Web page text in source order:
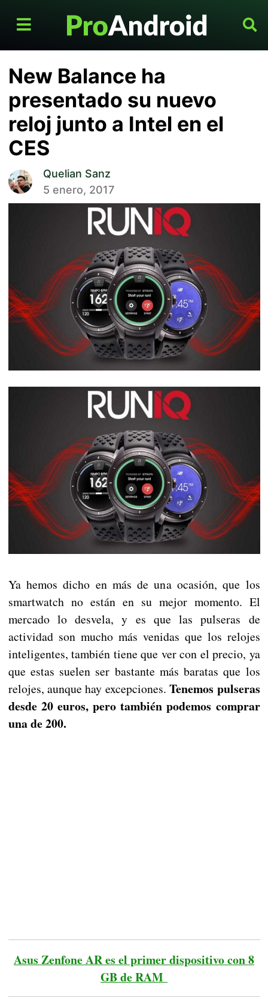
New Balance ha
presentado su nuevo
reloj junto a Intel en el
CES
Quelian Sanz
5 enero, 2017
Ya hemos dicho en más de una ocasión, que los
smartwatch no están en su mejor momento. El
mercado lo desvela, y es que las pulseras de
actividad son mucho más venidas que los relojes
inteligentes, también tiene que ver con el precio, ya
que estas suelen ser bastante más baratas que los
relojes, aunque hay excepciones.Tenemos pulseras
desde 20 euros, pero también podemos comprar
una de 200.
Asus Zenfone AR es el primer dispositivo con 8
GB de RAM